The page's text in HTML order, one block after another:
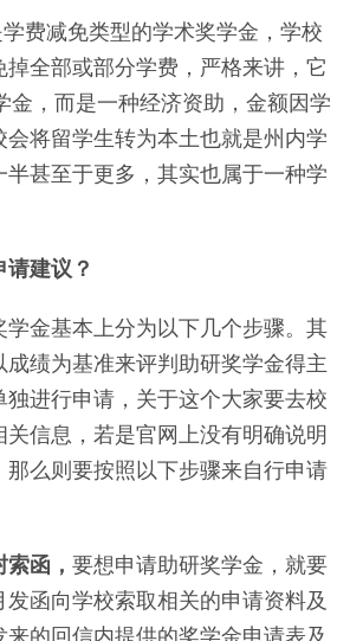
费减免类型的学术奖学金，学校
全部或部分学费，严格来讲，它
金，而是一种经济资助，金额因学
将留学生转为本土也就是州内学
甚至于更多，其实也属于一种学
建议？
学金基本上分为以下几个步骤。其
绩为基准来评判助研奖学金得主
进行申请，关于这个大家要去校
信息，若是官网上没有明确说明
么则要按照以下步骤来自行申请
函， 要想申请助研奖学金，就要
函向学校索取相关的申请资料及
的回信内提供的奖学金申请表及